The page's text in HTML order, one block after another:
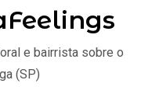
e bairrista sobre o
(SP)